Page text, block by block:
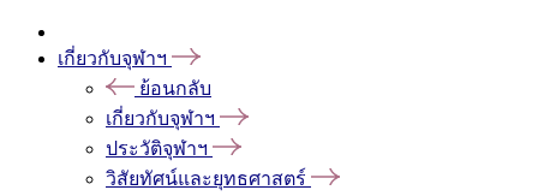
เกี่ยวกับจุฬาฯ
ย้อนกลับ
เกี่ยวกับจุฬาฯ
ประวัติจุฬาฯ
วิสัยทัศน์และยุทธศาสตร์